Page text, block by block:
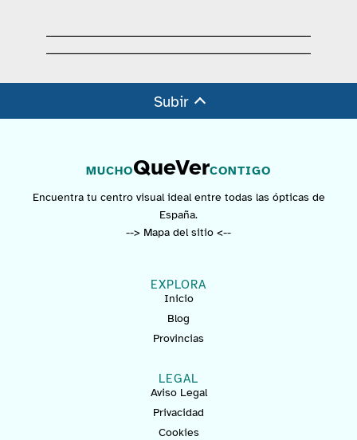
Subir
MUCHOQueVerCONTIGO
Encuentra tu centro visual ideal entre todas las ópticas de
España.
--> Mapa del sitio <--
EXPLORA
Inicio
Blog
Provincias
LEGAL
Aviso Legal
Privacidad
Cookies